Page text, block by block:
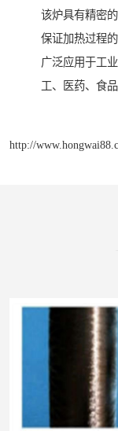
该炉具有精密
保证加热过程
广泛应用于工
工、医药、食品
http://